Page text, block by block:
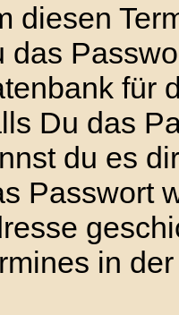
diesen
das
für
Du das
du es
Passwort
in